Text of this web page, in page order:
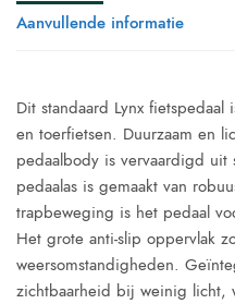
Aanvullende informatie
Dit standaard Lynx
en toerfietsen. Duurzaam en
pedaalbody is vervaardigd
pedaalas is gemaakt van
trapbeweging is het pedaal
Het grote anti-slip oppervlak
weersomstandigheden.
zichtbaarheid bij weinig licht,